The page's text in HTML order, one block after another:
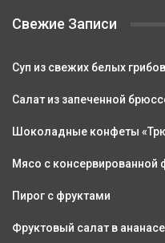
Свежие Записи
Суп из свежих белых грибов
Салат из запеченной
Шоколадные конфеты
Мясо с консервированной
Пирог с фруктами
Фруктовый салат в ананасе